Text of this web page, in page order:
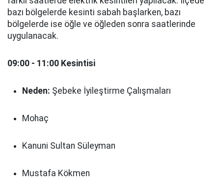
bazı bölgelerde kesinti sabah başlarken, bazı
bölgelerde ise öğle ve öğleden sonra saatlerinde
uygulanacak.
09:00 - 11:00 Kesintisi
Neden: Şebeke İyileştirme Çalışmaları
Mohaç
Kanuni Sultan Süleyman
Mustafa Kökmen